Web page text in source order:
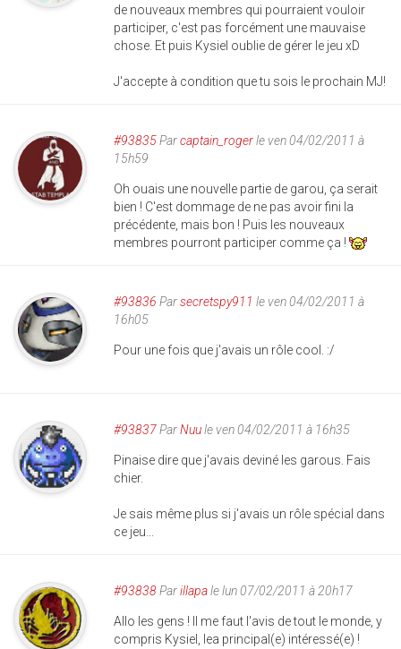
de nouveaux membres qui pourraient vouloir
participer, c'est pas forcément une mauvaise
chose. Et puis Kysiel oublie de gérer le jeu xD
J'accepte à condition que tu sois le prochain MJ!
#93835Parcaptain_rogerle ven 04/02/2011 à
15h59
Oh ouais une nouvelle partie de garou, ça serait
bien ! C'est dommage de ne pas avoir fini la
précédente, mais bon ! Puis les nouveaux
membres pourront participer comme ça !
#93836 Parsecretspy911 le ven 04/02/2011 à
16h05
Pour une fois que j'avais un rôle cool. :/
#93837ParNuule ven 04/02/2011 à 16h35
Pinaise dire que j'avais deviné les garous. Fais
chier.
Je sais même plus si j'avais un rôle spécial dans
ce jeu...
#93838Parillapale lun 07/02/2011 à 20h17
Allo les gens ! Il me faut l'avis de tout le monde, y
compris Kysiel, lea principal(e) intéressé(e) !